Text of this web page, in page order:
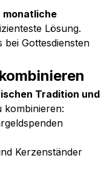
monatliche
Lösung.
bei Gottesdiensten
Tradition und
kombinieren:
Kerzenständer